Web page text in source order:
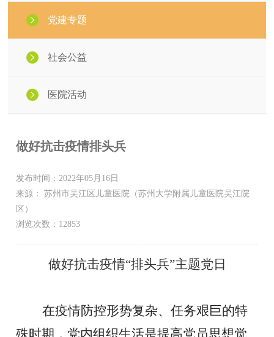
党建专题
社会公益
医院活动
做好抗击疫情排头兵
发布时间：2022年05月16日
来源： 苏州市吴江区儿童医院（苏州大学附属儿童医院吴江院
区）
浏览次数：12853
做好抗击疫情“排头兵”主题党日
在疫情防控形势复杂、任务艰巨的特
殊时期，党内组织生活是提高党员思想觉